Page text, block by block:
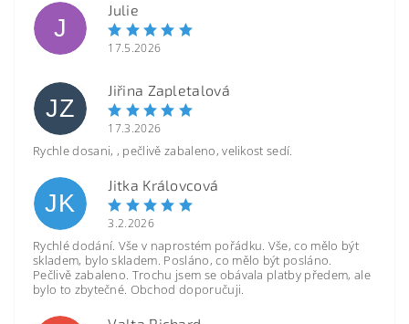
J
Julie
17.5.2026
JZ
Jiřina Zapletalová
17.3.2026
Rychle dosani, , pečlivě zabaleno, velikost sedí.
JK
Jitka Královcová
3.2.2026
Rychlé dodání. Vše v naprostém pořádku. Vše, co mělo být
skladem, bylo skladem. Posláno, co mělo být posláno.
Pečlivě zabaleno. Trochu jsem se obávala platby předem, ale
bylo to zbytečné. Obchod doporučuji.